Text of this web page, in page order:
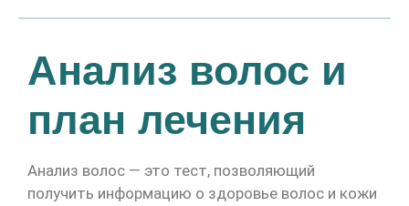
Анализ волос и
план лечения
Анализ волос — это тест, позволяющий
получить информацию о здоровье волос и кожи